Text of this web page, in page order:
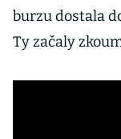
burzu dostala
Ty začaly